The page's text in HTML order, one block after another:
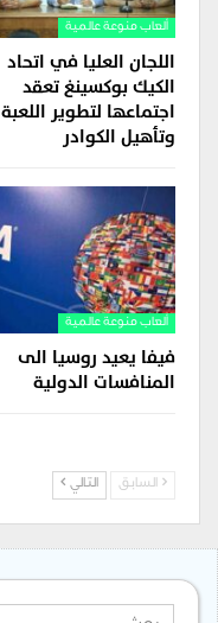
ألعاب منوعة عالمية
اللجان العليا في اتحاد
الكيك بوكسينغ تعقد
اجتماعها لتطوير اللعبة
وتأهيل الكوادر
ألعاب منوعة عالمية
فيفا يعيد روسيا الى
المنافسات الدولية
السابق التالي